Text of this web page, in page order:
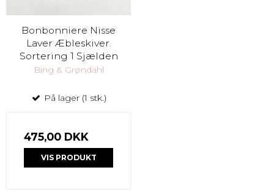
Bonbonniere Nisse
Laver Æbleskiver.
Sortering 1 Sjælden
Bing & Grøndahl
På lager (1 stk.)
475,00 DKK
VIS PRODUKT